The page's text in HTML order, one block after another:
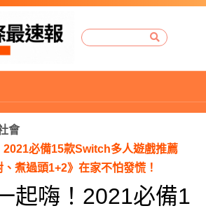
會
2021必備15款Switch多人遊戲推薦
、煮過頭1+2》在家不怕發慌！
起嗨！2021必備1